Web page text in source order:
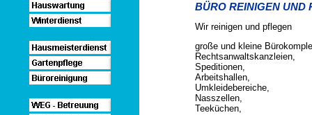
BÜRO REINIGEN UND
Wir reinigen und pflegen
große und kleine
Rechtsanwaltskanzleien,
Speditionen,
Arbeitshallen,
Umkleidebereiche,
Nasszellen,
Teeküchen,